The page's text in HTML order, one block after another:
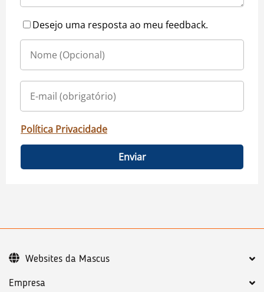
Desejo uma resposta ao meu feedback.
Política Privacidade
Enviar
Empresa
Websites da Mascus